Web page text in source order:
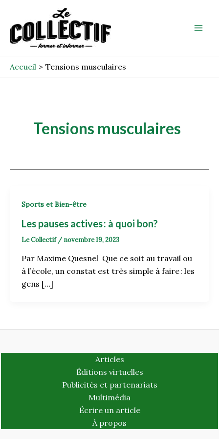
contenu
Accueil Tensions musculaires
Tensions musculaires
Sports et Bien-être
Les pauses actives : à quoi bon?
Le Collectif / novembre 19, 2023
Par Maxime Quesnel Que ce soit au travail ou
à l’école, un constat est très simple à faire : les
gens […]
Articles
Éditions virtuelles
Publicités et partenariats
Multimédia
Écrire un article
À propos